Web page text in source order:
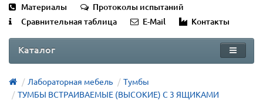
Материалы
Протоколы испытаний
Сравнительная таблица
E-Mail Контакты
Каталог
Лабораторная мебель
Тумбы
ТУМБЫ ВСТРАИВАЕМЫЕ (ВЫСОКИЕ) С 3 ЯЩИКАМИ